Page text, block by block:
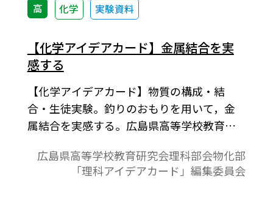
高 化学 実験資料
【化学アイデアカード】金属結合を実
感する
【化学アイデアカード】物質の構成・結
合・生徒実験。釣りのおもりを用いて，金
属結合を実感する。広島県高等学校教育研
ド」編集委員会化学班作成「理科アイデア
カード・化学編第Ⅱ集」より。
広島県高等学校教育研究会理科部会物化部
「理科アイデアカード」編集委員会